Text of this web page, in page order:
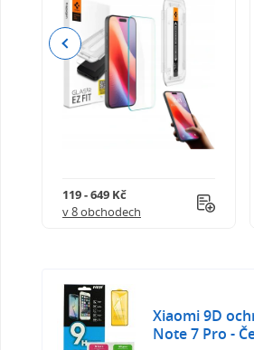
119 - 649 Kč
v 8 obchodech
Previous
Xiaomi 9D
Note 7 Pro -